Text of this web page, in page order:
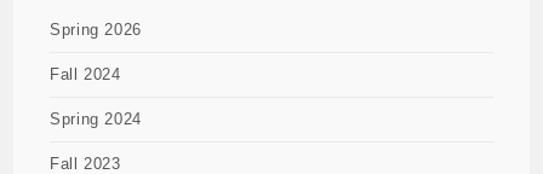
Spring 2026
Fall 2024
Spring 2024
Fall 2023